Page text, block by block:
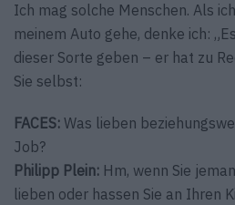
Ich mag solche Menschen. Als
meinem Auto gehe, denke ich:
dieser Sorte geben – er hat zu
Sie selbst:
FACES: Was lieben
Job?
Philipp Plein: Hm, wenn Sie
lieben oder hassen Sie an Ihren